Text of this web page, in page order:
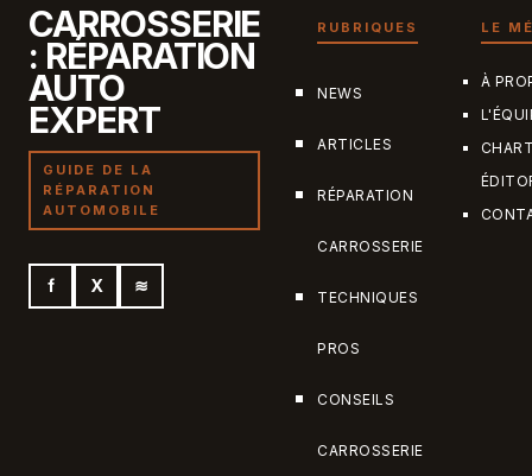
CARROSSERIE
: RÉPARATION
AUTO
EXPERT
GUIDE DE LA
RÉPARATION
AUTOMOBILE
f X ≋
RUBRIQUES
NEWS
ARTICLES
RÉPARATION
CARROSSERIE
TECHNIQUES
PROS
CONSEILS
CARROSSERIE
LE
À